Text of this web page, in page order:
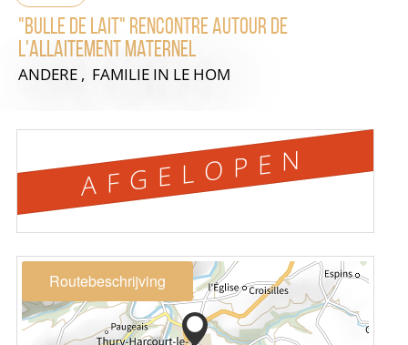
"Bulle de Lait" Rencontre autour de
l'allaitement maternel
ANDERE , FAMILIE IN LE HOM
AFGELOPEN
Routebeschrijving